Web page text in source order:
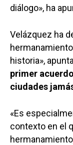
diálogo», ha
Velázquez ha
historia»,
primer
ciudades
«Es
contexto en el